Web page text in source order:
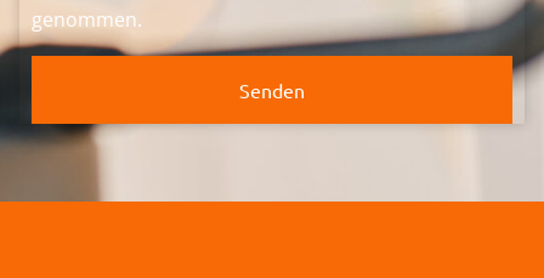
genommen.
Senden